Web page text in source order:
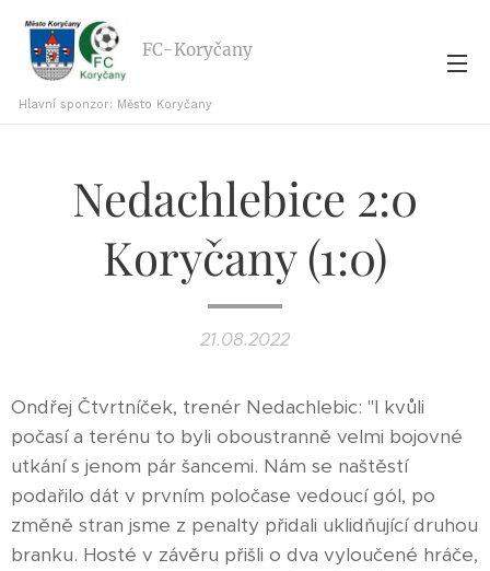
FC-Koryčany
Hlavní sponzor: Město Koryčany
Nedachlebice 2:0
Koryčany (1:0)
21.08.2022
Ondřej Čtvrtníček, trenér Nedachlebic: "I kvůli
počasí a terénu to byli oboustranně velmi bojovné
utkání s jenom pár šancemi. Nám se naštěstí
podařilo dát v prvním poločase vedoucí gól, po
změně stran jsme z penalty přidali uklidňující druhou
branku. Hosté v závěru přišli o dva vyloučené hráče,